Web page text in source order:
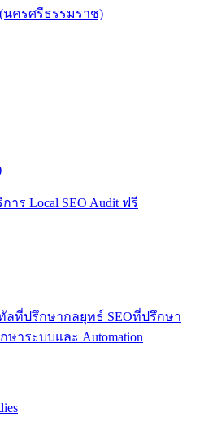
(นครศรีธรรมราช)
าร Local SEO Audit ฟรี
ลที่ปรึกษากลยุทธ์ SEOที่ปรึกษา
ษาระบบและ Automation